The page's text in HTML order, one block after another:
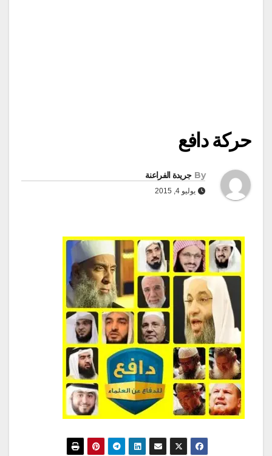
حركة دافع
By جريدة الفراعنة
يوليو 4, 2015